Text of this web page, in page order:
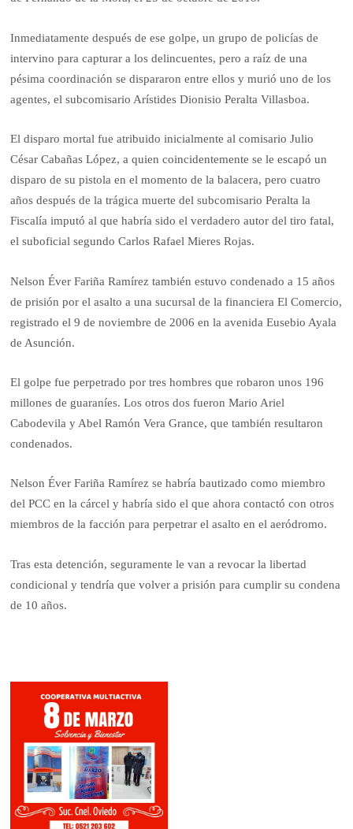
Inmediatamente después de ese golpe, un grupo de policías de
intervino para capturar a los delincuentes, pero a raíz de una
pésima coordinación se dispararon entre ellos y murió uno de los
agentes, el subcomisario Arístides Dionisio Peralta Villasboa.
El disparo mortal fue atribuido inicialmente al comisario Julio
César Cabañas López, a quien coincidentemente se le escapó un
disparo de su pistola en el momento de la balacera, pero cuatro
años después de la trágica muerte del subcomisario Peralta la
Fiscalía imputó al que habría sido el verdadero autor del tiro fatal,
el suboficial segundo Carlos Rafael Mieres Rojas.
Nelson Éver Fariña Ramírez también estuvo condenado a 15 años
de prisión por el asalto a una sucursal de la financiera El Comercio,
registrado el 9 de noviembre de 2006 en la avenida Eusebio Ayala
de Asunción.
El golpe fue perpetrado por tres hombres que robaron unos 196
millones de guaraníes. Los otros dos fueron Mario Ariel
Cabodevila y Abel Ramón Vera Grance, que también resultaron
condenados.
Nelson Éver Fariña Ramírez se habría bautizado como miembro
del PCC en la cárcel y habría sido el que ahora contactó con otros
miembros de la facción para perpetrar el asalto en el aeródromo.
Tras esta detención, seguramente le van a revocar la libertad
condicional y tendría que volver a prisión para cumplir su condena
de 10 años.